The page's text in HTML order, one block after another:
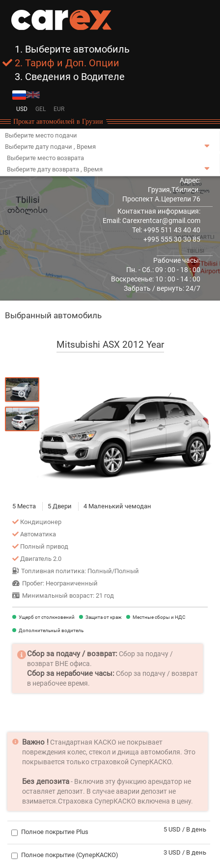
1. Выберите автомобиль
2. Тариф и Доп. Опции
3. Сведения о Водителе
USD GEL EUR
Прокат автомобилей в Грузии
Выберите место подачи
Выберите дату подачи , Время
Выберите место возврата
Выберите дату возврата, Время
Адрес:
Грузия,Тбилиси.
Проспект А.Церетели 76
Контактная информация:
Email: Carexrentcar@gmail.com
Tel: +995 511 43 40 40
+995 555 30 30 85
Рабочие часы:
Пн. - Cб.: 09 : 00 - 18 : 00
Воскресенье: 10 : 00 - 14 : 00
Забрать / вернуть: 24/7
Выбранный автомобиль
Mitsubishi ASX 2012 Year
5 Места 5 Двери 4 Маленький чемодан
Кондиционер
Автоматика
Полный привод
Двигатель 2.0
Топливная политика: Полный/Полный
Пробег: Неограниченный
Минимальный возраст: 21 год
Ущерб от столкновений Защита от краж Местные сборы и НДС
Дополнительный водитель
Сбор за подачу / возврат: Сбор за подачу /
возврат ВНЕ офиса.
Сбор за нерабочие часы: Сбор за подачу / возврат
в нерабочее время.
Важно ! Стандартная КАСКО не покрывает
повреждения колес, стекол и днища автомобиля. Это
покрывается только страховкой СуперКАСКО.
Без депозита- Включив эту функцию арендатор не
оставляет депозит. В случае аварии депозит не
взимается.Страховка СуперКАСКО включена в цену.
Полное покрытие Plus 5 USD / В день
Полное покрытие (СуперКАСКО) 3 USD / В день